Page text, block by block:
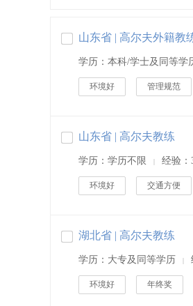
山东省 | 高尔夫外籍教
学历：本科/学士及同等学
环境好 管理规范
山东省 | 高尔夫教练
学历：学历不限 | 经验：
环境好 交通方便
湖北省 | 高尔夫教练
学历：大专及同等学历 |
环境好 年终奖